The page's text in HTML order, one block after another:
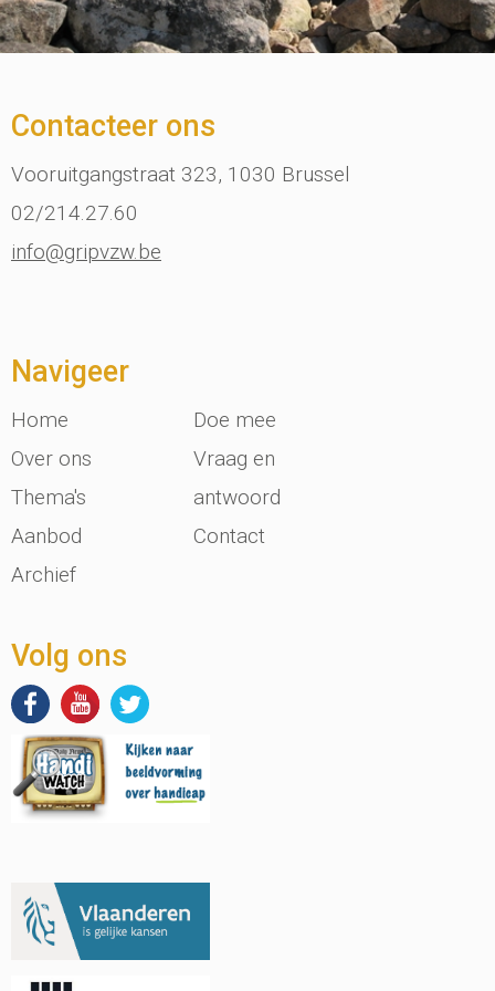
Contacteer ons
Vooruitgangstraat 323, 1030 Brussel
02/214.27.60
info@gripvzw.be
Navigeer
Home
Over ons
Thema's
Aanbod
Archief
Doe mee
Vraag en
antwoord
Contact
Volg ons